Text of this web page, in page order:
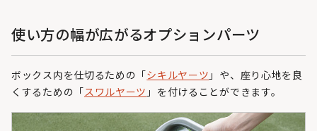
使い方の幅が広がるオプションパーツ
ボックス内を仕切るための「 シキルヤーツ 」や、座り心地を良
くするための「 スワルヤーツ 」を付けることができます。